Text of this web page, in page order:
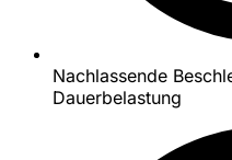
Nachlassende
Dauerbelastung